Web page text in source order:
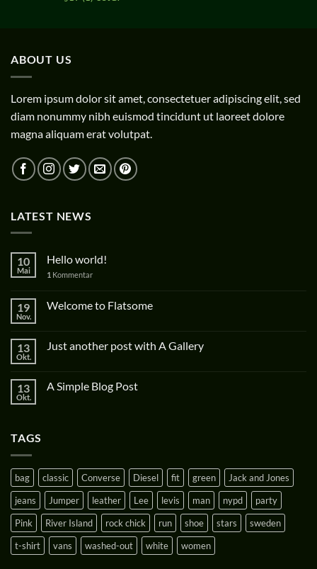
ABOUT US
Lorem ipsum dolor sit amet, consectetuer adipiscing elit, sed
diam nonummy nibh euismod tincidunt ut laoreet dolore
magna aliquam erat volutpat.
LATEST NEWS
10
Mai
Hello world!
1 Kommentar
19
Nov.
Welcome to Flatsome
13
Okt.
Just another post with A Gallery
13
Okt.
A Simple Blog Post
TAGS
bag classic Converse Diesel fit green
Jack and Jones
jeans
Jumper leather Lee levis man nypd
party
Pink
River Island rock chick run shoe stars
sweden
t-shirt
vans washed-out white women